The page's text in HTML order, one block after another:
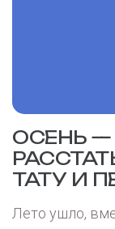
ОСЕНЬ
ТАТУ И
Лето ушло,